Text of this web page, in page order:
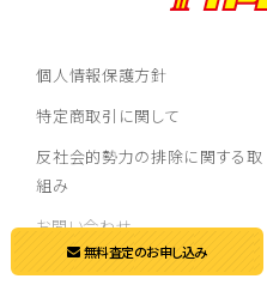
無料査定のお申し込み
個人情報保護方針
特定商取引に関して
反社会的勢力の排除に関する取
組み
お問い合わせ